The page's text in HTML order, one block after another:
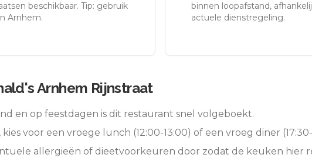
beschikbaar. Tip: gebruik
Arnhem.
binnen loopafstand,
actuele dienstregeling.
Arnhem Rijnstraat
en op feestdagen is dit restaurant snel volgeboekt.
voor een vroege lunch (12:00-13:00) of een vroeg diner (17:30-
allergieën of dieetvoorkeuren door zodat de keuken hier